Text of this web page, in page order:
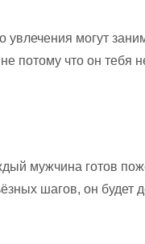
увлечения могут
потому что он тебя
мужчина готов
шагов, он будет